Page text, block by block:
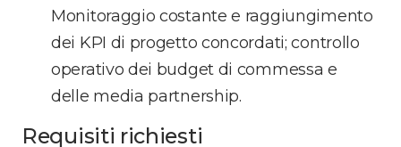
Monitoraggio costante e raggiungimento
dei KPI di progetto concordati; controllo
operativo dei budget di commessa e
delle media partnership.
Requisiti richiesti